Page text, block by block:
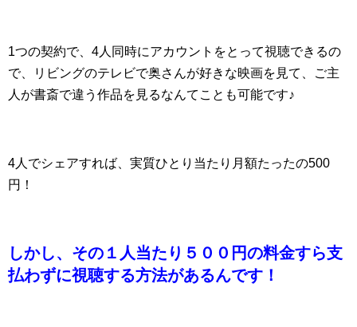
1つの契約で、4人同時にアカウントをとって視聴できるの
で、リビングのテレビで奥さんが好きな映画を見て、ご主
人が書斎で違う作品を見るなんてことも可能です♪
4人でシェアすれば、実質ひとり当たり月額たったの500
円！
しかし、その１人当たり５００円の料金すら支
払わずに視聴する方法があるんです！